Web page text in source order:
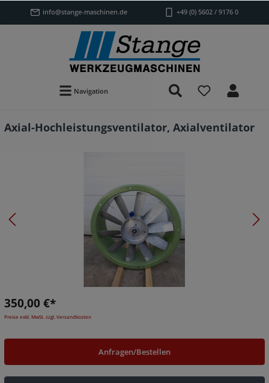
info@stange-maschinen.de +49 (0) 5602 / 9176 0
Navigation
Axial-Hochleistungsventilator, Axialventilator
350,00 €*
Preise exkl. MwSt. zzgl. Versandkosten
Anfragen/Bestellen